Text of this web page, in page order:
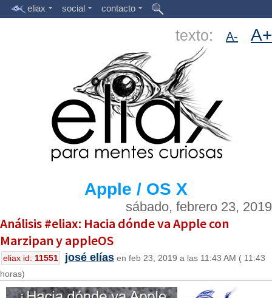
eliax social contacto
texto: A- A+
Apple / OS X
sábado, febrero 23, 2019
Análisis #eliax: Hacia dónde va Apple con
Marzipan y appleOS
eliax id: 11551 josé elías en feb 23, 2019 a las 11:43 AM ( 11:43
horas)